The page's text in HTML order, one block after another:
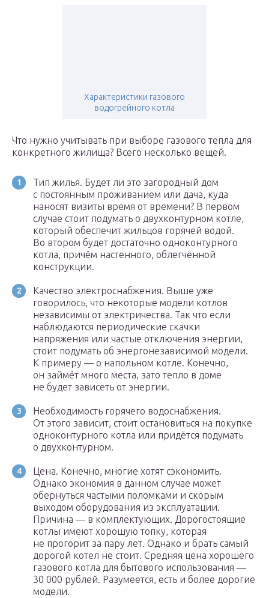
Характеристики газового
водогрейного котла
Что нужно учитывать при выборе газового тепла для
конкретного жилища? Всего несколько вещей.
Тип жилья. Будет ли это загородный дом
с постоянным проживанием или дача, куда
наносят визиты время от времени? В первом
случае стоит подумать о двухконтурном котле,
который обеспечит жильцов горячей водой.
Во втором будет достаточно одноконтурного
котла, причём настенного, облегчённой
конструкции.
Качество электроснабжения. Выше уже
говорилось, что некоторые модели котлов
независимы от электричества. Так что если
наблюдаются периодические скачки
напряжения или частые отключения энергии,
стоит подумать об энергонезависимой модели.
К примеру — о напольном котле. Конечно,
он займёт много места, зато тепло в доме
не будет зависеть от энергии.
Необходимость горячего водоснабжения.
От этого зависит, стоит остановиться на покупке
одноконтурного котла или придётся подумать
о двухконтурном.
Цена. Конечно, многие хотят сэкономить.
Однако экономия в данном случае может
обернуться частыми поломками и скорым
выходом оборудования из эксплуатации.
Причина — в комплектующих. Дорогостоящие
котлы имеют хорошую топку, которая
не прогорит за пару лет. Однако и брать самый
дорогой котел не стоит. Средняя цена хорошего
газового котла для бытового использования —
30 000 рублей. Разумеется, есть и более дорогие
модели.